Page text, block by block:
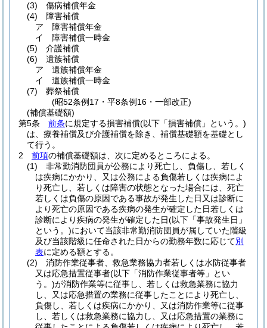
(3)
傷病補償年金
(4)
障害補償
ア
障害補償年金
イ
障害補償一時金
(5)
介護補償
(6)
遺族補償
ア
遺族補償年金
イ
遺族補償一時金
(7)
葬祭補償
(昭52条例17・平8条例16・一部改正)
(補償基礎額)
第5条
前条に規定する損害補償(以下「損害補償」という。)
は、療養補償及び介護補償を除き、補償基礎額を基礎とし
て行う。
2
前項の補償基礎額は、次に定めるところによる。
(1)
非常勤消防団員が公務により死亡し、負傷し、若しく
は疾病にかかり、又は公務による負傷若しくは疾病によ
り死亡し、若しくは障害の状態となった場合には、死亡
若しくは負傷の原因である事故が発生した日又は診断に
より死亡の原因である疾病の発生が確定した日若しくは
診断により疾病の発生が確定した日(以下「事故発生日」
という。)において当該非常勤消防団員が属していた階級
及び当該階級に任命された日からの勤務年数に応じて別
表に定める額とする。
(2)
消防作業従事者、救急業務協力者若しくは水防従事者
又は応急措置従事者(以下「消防作業従事者等」とい
う。)が消防作業等に従事し、若しくは救急業務に協力
し、又は応急措置の業務に従事したことにより死亡し、
負傷し、若しくは疾病にかかり、又は消防作業等に従事
し、若しくは救急業務に協力し、又は応急措置の業務に